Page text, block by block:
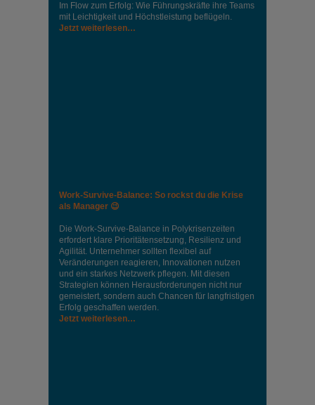
Im Flow zum Erfolg: Wie Führungskräfte ihre Teams
mit Leichtigkeit und Höchstleistung beflügeln.
Jetzt weiterlesen…
Work-Survive-Balance: So rockst du die Krise
als Manager 😉
Die Work-Survive-Balance in Polykrisenzeiten
erfordert klare Prioritätensetzung, Resilienz und
Agilität. Unternehmer sollten flexibel auf
Veränderungen reagieren, Innovationen nutzen
und ein starkes Netzwerk pflegen. Mit diesen
Strategien können Herausforderungen nicht nur
gemeistert, sondern auch Chancen für langfristigen
Erfolg geschaffen werden.
Jetzt weiterlesen…